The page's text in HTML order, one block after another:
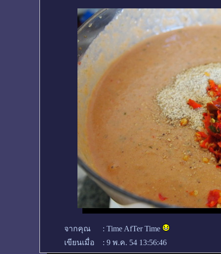
จากคุณ : Time AfTer Time
เขียนเมื่อ
: 9 พ.ค. 54 13:56:46